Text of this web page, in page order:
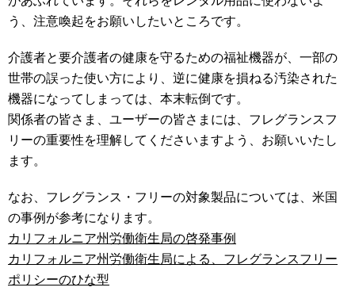
う、注意喚起をお願いしたいところです。
介護者と要介護者の健康を守るための福祉機器が、一部の
世帯の誤った使い方により、逆に健康を損ねる汚染された
機器になってしまっては、本末転倒です。
関係者の皆さま、ユーザーの皆さまには、フレグランスフ
リーの重要性を理解してくださいますよう、お願いいたし
ます。
なお、フレグランス・フリーの対象製品については、米国
の事例が参考になります。
カリフォルニア州労働衛生局の啓発事例
カリフォルニア州労働衛生局による、フレグランスフリー
ポリシーのひな型